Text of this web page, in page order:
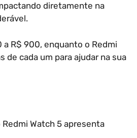
diretamente na
R$ 900, enquanto o Redmi
de cada um para ajudar na sua
Watch 5 apresenta